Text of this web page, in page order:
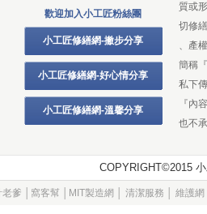
歡迎加入小工匠粉絲團
小工匠修繕網-撇步分享
小工匠修繕網-好心情分享
小工匠修繕網-溫馨分享
質或
切修
、產
簡稱
私下
『內
也不
老爹 窩客幫│ MIT製造網 清潔服務 維護網